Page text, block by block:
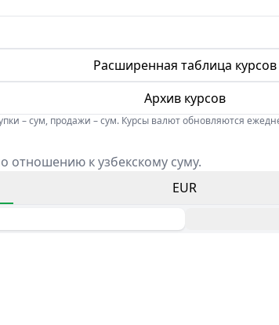
Расширенная таблица курсов
Архив курсов
– сум, продажи – сум. Курсы валют обновляются
отношению к узбекскому суму.
EUR